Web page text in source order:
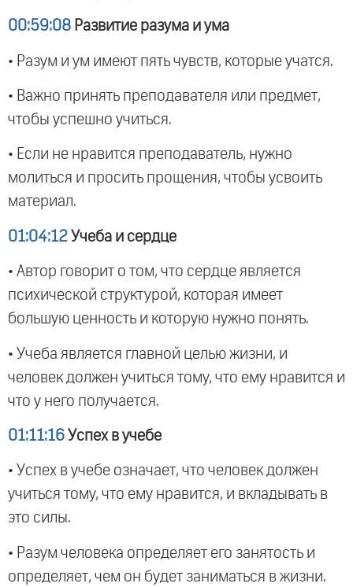
00:59:08 Развитие разума и ума
• Разум и ум имеют пять чувств, которые учатся.
• Важно принять преподавателя или предмет,
чтобы успешно учиться.
• Если не нравится преподаватель, нужно
молиться и просить прощения, чтобы усвоить
материал.
01:04:12 Учеба и сердце
• Автор говорит о том, что сердце является
психической структурой, которая имеет
большую ценность и которую нужно понять.
• Учеба является главной целью жизни, и
человек должен учиться тому, что ему нравится и
что у него получается.
01:11:16 Успех в учебе
• Успех в учебе означает, что человек должен
учиться тому, что ему нравится, и вкладывать в
это силы.
• Разум человека определяет его занятость и
определяет, чем он будет заниматься в жизни.